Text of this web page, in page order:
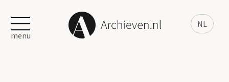
NL
menu